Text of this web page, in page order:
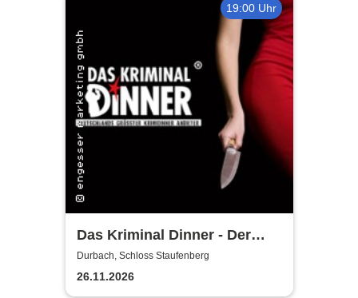
19:00 Uhr
Das Kriminal Dinner - Der
letzte Joint der Marie Juana
Durbach, Schloss Staufenberg
26.11.2026